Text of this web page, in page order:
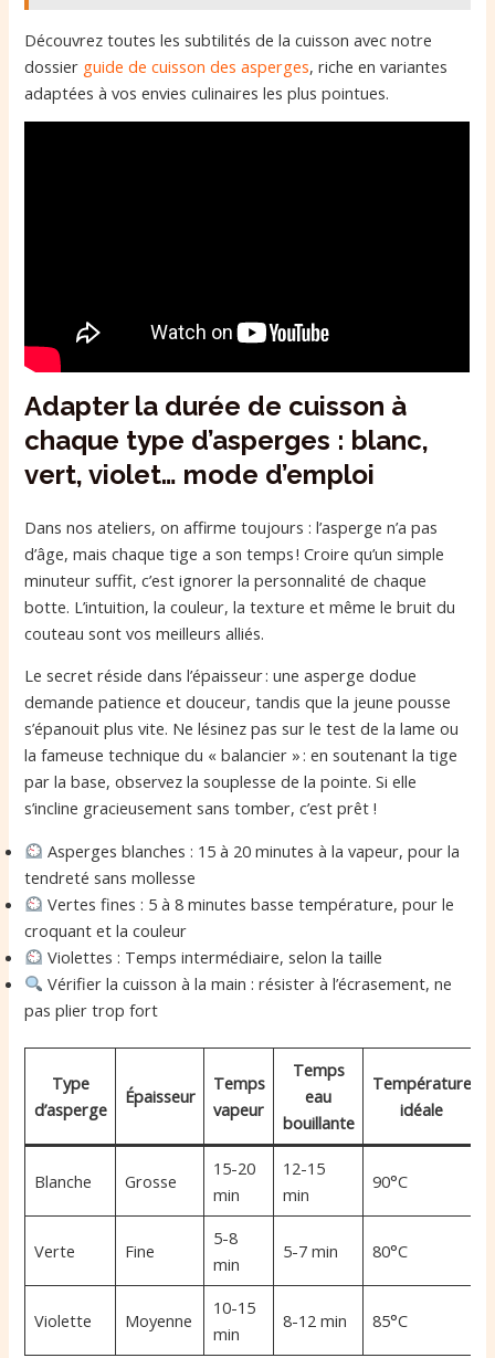
Découvrez toutes les subtilités de la cuisson avec notre
dossier guide de cuisson des asperges, riche en variantes
adaptées à vos envies culinaires les plus pointues.
Adapter la durée de cuisson à
chaque type d’asperges : blanc,
vert, violet… mode d’emploi
Dans nos ateliers, on affirme toujours : l’asperge n’a pas
d’âge, mais chaque tige a son temps ! Croire qu’un simple
minuteur suffit, c’est ignorer la personnalité de chaque
botte. L’intuition, la couleur, la texture et même le bruit du
couteau sont vos meilleurs alliés.
Le secret réside dans l’épaisseur : une asperge dodue
demande patience et douceur, tandis que la jeune pousse
s’épanouit plus vite. Ne lésinez pas sur le test de la lame ou
la fameuse technique du « balancier » : en soutenant la tige
par la base, observez la souplesse de la pointe. Si elle
s’incline gracieusement sans tomber, c’est prêt !
Asperges blanches : 15 à 20 minutes à la vapeur, pour la
tendreté sans mollesse
Vertes fines : 5 à 8 minutes basse température, pour le
croquant et la couleur
Violettes : Temps intermédiaire, selon la taille
Vérifier la cuisson à la main : résister à l’écrasement, ne
pas plier trop fort
Type
d’asperge
Épaisseur
Temps
vapeur
Temps
eau
bouillante
Température
idéale
Blanche Grosse
15-20
min
12-15
min
90°C
Verte Fine
5-8
min
5-7 min 80°C
Violette Moyenne
10-15
min
8-12 min 85°C